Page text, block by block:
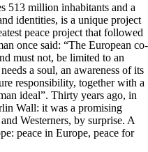
513 million inhabitants and a
identities, is a unique project
peace project that followed
once said: “The European co-
must not, be limited to an
a soul, an awareness of its
responsibility, together with a
ideal”. Thirty years ago, in
Wall: it was a promising
Westerners, by surprise. A
peace in Europe, peace for